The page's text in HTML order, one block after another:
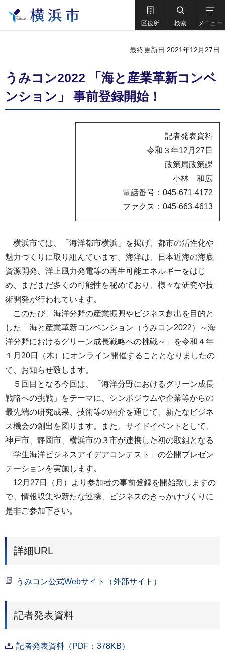
区役所 検索 メニュー
最終更新日 2021年12月27日
うみコン2022 「海と産業革新コンベ
ンション」 事前登録開始！
記者発表資料
令和３年12月27日
政策局政策課
小林 和広
電話番号：045-671-4172
ファクス：045-663-4613
横浜市では、「海洋都市横浜」を掲げ、都市の活性化や
魅力づくりに取り組んでいます。海洋は、日本近海の海底
資源開発、洋上風力発電等の再生可能エネルギーをはじ
め、まだまだ多くの可能性を秘めており、様々な研究や技
術開発が行われています。
このたび、海洋分野の産業振興やビジネス創出を目的と
した「海と産業革新コンベンション（うみコン2022）～海
洋分野におけるグリーン成長戦略への挑戦～」を令和４年
１月20日（木）にオンライン開催することとなりましたの
で、お知らせ致します。
５回目となる今回は、「海洋分野におけるグリーン成長
戦略への挑戦」をテーマに、シンポジウムや企業等からの
最先端の研究成果、技術等の紹介を通じて、新たなビジネ
ス機会の創出を図ります。また、サイドイベントとして、
神戸市、静岡市、横浜市の３市が連携した初の取組となる
「学生海洋ビジネスアイデアコンテスト」の公開プレゼン
テーションを実施します。
12月27日（月）より参加者の事前登録を開始致しますの
で、情報収集や新たな連携、ビジネスのきっかけづくりに
是非ご参加下さい。
詳細URL
うみコン公式Webサイト（外部サイト）
記者発表資料
記者発表資料（PDF：378KB）